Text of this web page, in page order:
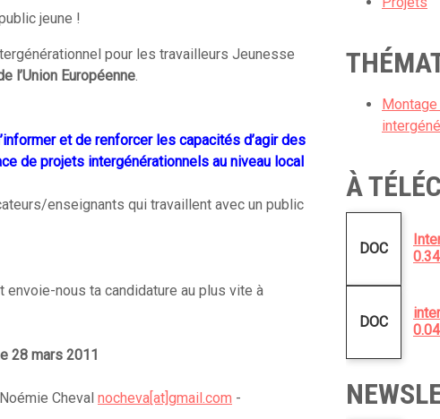
jeune !
pour les travailleurs Jeunesse
l’Union Européenne.
et de renforcer les capacités d’agir des
de projets intergénérationnels au niveau local
enseignants qui travaillent avec un public
nous ta candidature au plus vite à
28 mars 2011
Cheval nocheva[at]gmail.com -
À
DOC
DOC